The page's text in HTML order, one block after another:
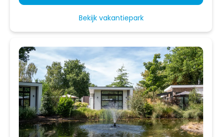
Bekijk vakantiepark